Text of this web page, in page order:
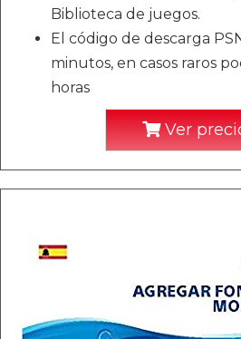
Biblioteca de juegos.
El código de descarga
minutos, en casos raros
horas
Ver